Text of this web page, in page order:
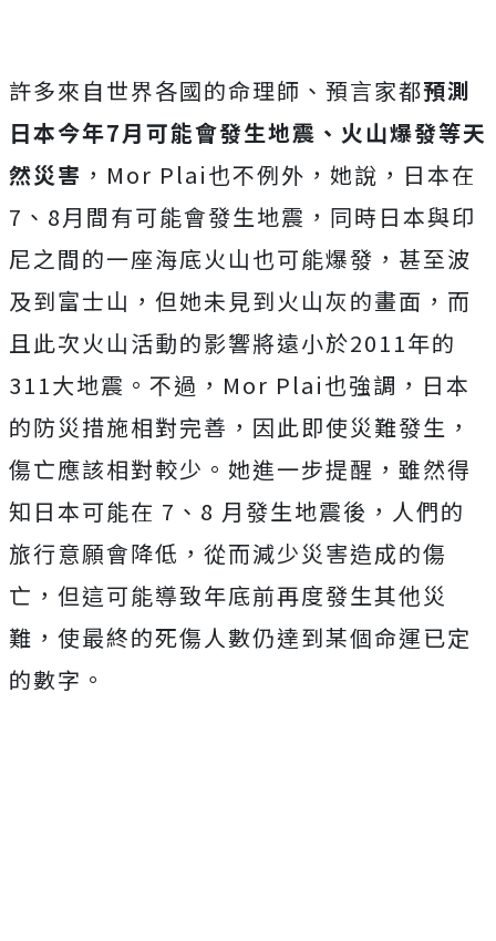
許多來自世界各國的命理師、預言家都預測
日本今年7月可能會發生地震、火山爆發等天
然災害 ，Mor Plai也不例外，她說，日本在
7、8月間有可能會發生地震，同時日本與印
尼之間的一座海底火山也可能爆發，甚至波
及到富士山，但她未見到火山灰的畫面，而
且此次火山活動的影響將遠小於2011年的
311大地震。 不過，Mor Plai也強調，日本
的防災措施相對完善，因此即使災難發生，
傷亡應該相對較少。她進一步提醒，雖然得
知日本可能在 7、8 月發生地震後，人們的
旅行意願會降低，從而減少災害造成的傷
亡，但這可能導致年底前再度發生其他災
難，使最終的死傷人數仍達到某個命運已定
的數字。